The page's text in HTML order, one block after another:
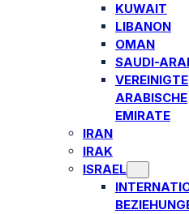
KUWAIT
LIBANON
OMAN
SAUDI-
VEREINIGTE
ARABISCHE
EMIRATE
IRAN
IRAK
ISRAEL